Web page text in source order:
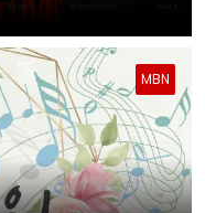
MBN